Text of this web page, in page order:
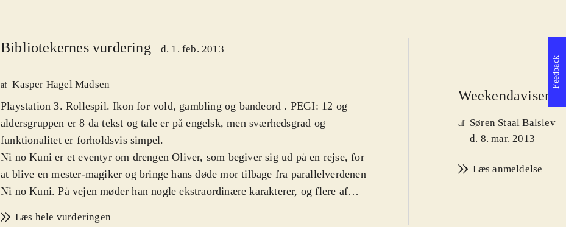
Bibliotekernes vurdering d. 1. feb. 2013
af Kasper Hagel Madsen
Playstation 3. Rollespil. Ikon for vold, gambling og bandeord . PEGI: 12 og
aldersgruppen er 8 da tekst og tale er på engelsk, men sværhedsgrad og
funktionalitet er forholdsvis simpel.
Ni no Kuni er et eventyr om drengen Oliver, som begiver sig ud på en rejse, for
at blive en mester-magiker og bringe hans døde mor tilbage fra parallelverdenen
Ni no Kuni. På vejen møder han nogle ekstraordinære karakterer, og flere af
Læs hele vurderingen
Weekendavisen
af
Søren Staal Balslev
d. 8. mar. 2013
Læs anmeldelse
Feedback